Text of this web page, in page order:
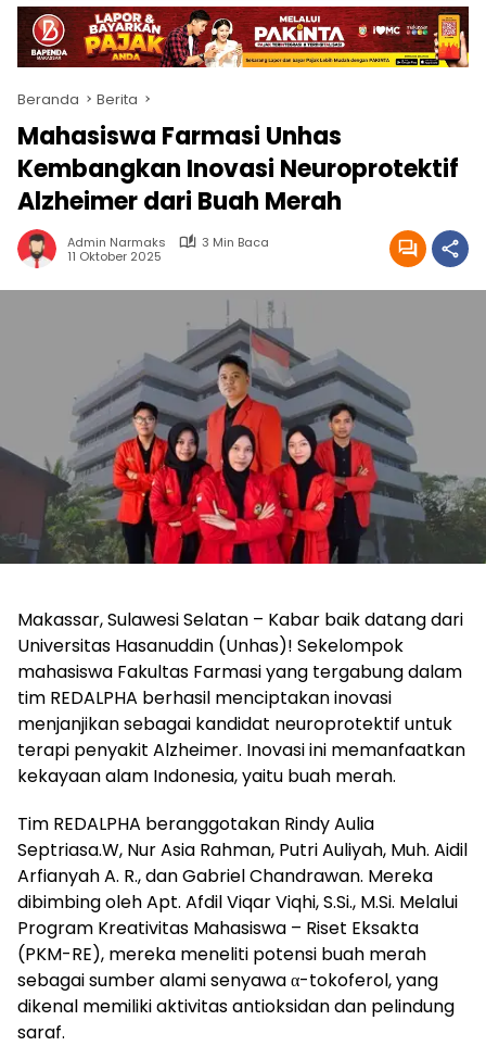
Beranda Berita
Mahasiswa Farmasi Unhas
Kembangkan Inovasi Neuroprotektif
Alzheimer dari Buah Merah
Admin Narmaks
3 Min Baca
11 Oktober 2025
Makassar, Sulawesi Selatan – Kabar baik datang dari
Universitas Hasanuddin (Unhas)! Sekelompok
mahasiswa Fakultas Farmasi yang tergabung dalam
tim REDALPHA berhasil menciptakan inovasi
menjanjikan sebagai kandidat neuroprotektif untuk
terapi penyakit Alzheimer. Inovasi ini memanfaatkan
kekayaan alam Indonesia, yaitu buah merah.
Tim REDALPHA beranggotakan Rindy Aulia
Septriasa.W, Nur Asia Rahman, Putri Auliyah, Muh. Aidil
Arfianyah A. R., dan Gabriel Chandrawan. Mereka
dibimbing oleh Apt. Afdil Viqar Viqhi, S.Si., M.Si. Melalui
Program Kreativitas Mahasiswa – Riset Eksakta
(PKM-RE), mereka meneliti potensi buah merah
sebagai sumber alami senyawa α-tokoferol, yang
dikenal memiliki aktivitas antioksidan dan pelindung
saraf.